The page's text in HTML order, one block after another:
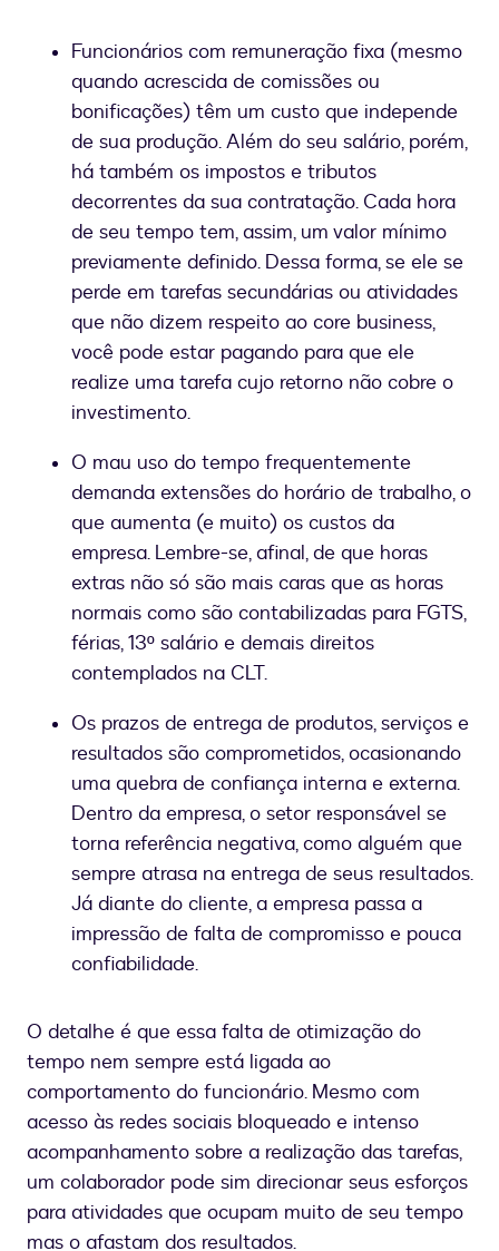
Funcionários com remuneração fixa (mesmo
quando acrescida de comissões ou
bonificações) têm um custo que independe
de sua produção. Além do seu salário, porém,
há também os impostos e tributos
decorrentes da sua contratação. Cada hora
de seu tempo tem, assim, um valor mínimo
previamente definido. Dessa forma, se ele se
perde em tarefas secundárias ou atividades
que não dizem respeito ao core business,
você pode estar pagando para que ele
realize uma tarefa cujo retorno não cobre o
investimento.
O mau uso do tempo frequentemente
demanda extensões do horário de trabalho, o
que aumenta (e muito) os custos da
empresa. Lembre-se, afinal, de que horas
extras não só são mais caras que as horas
normais como são contabilizadas para FGTS,
férias, 13º salário e demais direitos
contemplados na CLT.
Os prazos de entrega de produtos, serviços e
resultados são comprometidos, ocasionando
uma quebra de confiança interna e externa.
Dentro da empresa, o setor responsável se
torna referência negativa, como alguém que
sempre atrasa na entrega de seus resultados.
Já diante do cliente, a empresa passa a
impressão de falta de compromisso e pouca
confiabilidade.
O detalhe é que essa falta de otimização do
tempo nem sempre está ligada ao
comportamento do funcionário. Mesmo com
acesso às redes sociais bloqueado e intenso
acompanhamento sobre a realização das tarefas,
um colaborador pode sim direcionar seus esforços
para atividades que ocupam muito de seu tempo
mas o afastam dos resultados.